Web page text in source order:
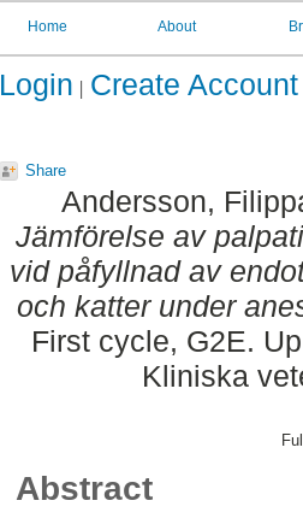
Home About
Login Create Account
Share
Andersson,
Jämförelse av
vid påfyllnad av
och katter under
First cycle, G2E.
Kliniska
Abstract